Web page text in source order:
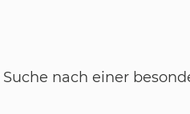
nach einer